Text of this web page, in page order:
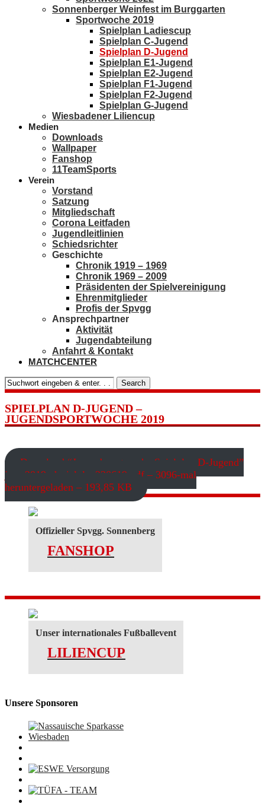
Sonnenberger Weinfest im Burggarten
Sportwoche 2019
Spielplan Ladiescup
Spielplan C-Jugend
Spielplan D-Jugend
Spielplan E1-Jugend
Spielplan E2-Jugend
Spielplan F1-Jugend
Spielplan F2-Jugend
Spielplan G-Jugend
Wiesbadener Liliencup
Medien
Downloads
Wallpaper
Fanshop
11TeamSports
Verein
Vorstand
Satzung
Mitgliedschaft
Corona Leitfaden
Jugendleitlinien
Schiedsrichter
Geschichte
Chronik 1919 – 1969
Chronik 1969 – 2009
Präsidenten der Spielvereinigung
Ehrenmitglieder
Profis der Spvgg
Ansprechpartner
Aktivität
Jugendabteilung
Anfahrt & Kontakt
MATCHCENTER
Search
SPIELPLAN D-JUGEND –
JUGENDSPORTWOCHE 2019
Download “Jugendsportwoche Spielplan D-Jugend”
jspw2019_dspielplan220619.pdf – 3096-mal
heruntergeladen – 193,85 KB
Offizieller Spvgg. Sonnenberg
FANSHOP
Unser internationales Fußballevent
LILIENCUP
Unsere Sponsoren